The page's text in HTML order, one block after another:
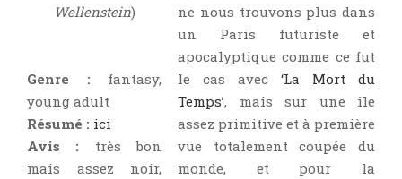
Wellenstein)
Genre : fantasy,
young adult
Résumé : ici
Avis : très bon
mais assez noir,
ne nous trouvons plus dans
un Paris futuriste et
apocalyptique comme ce fut
le cas avec ‘La Mort du
Temps’, mais sur une île
assez primitive et à première
vue totalement coupée du
monde, et pour la